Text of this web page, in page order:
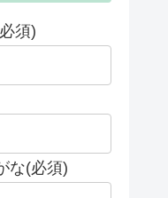
須)
な(必須)